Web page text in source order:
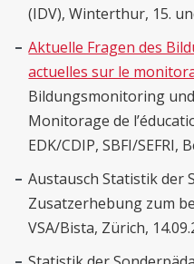
(IDV), Winterthur, 15.
Aktuelle Fragen des
actuelles sur le
Bildungsmonitoring
Monitorage de
EDK/CDIP, SBFI/SEFRI,
Austausch Statistik der
Zusatzerhebung zum
VSA/Bista, Zürich,